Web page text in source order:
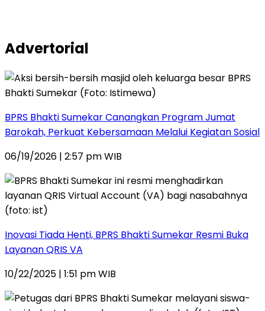
Advertorial
BPRS Bhakti Sumekar Canangkan Program Jumat
Barokah, Perkuat Kebersamaan Melalui Kegiatan Sosial
06/19/2026 | 2:57 pm WIB
Inovasi Tiada Henti, BPRS Bhakti Sumekar Resmi Buka
Layanan QRIS VA
10/22/2025 | 1:51 pm WIB